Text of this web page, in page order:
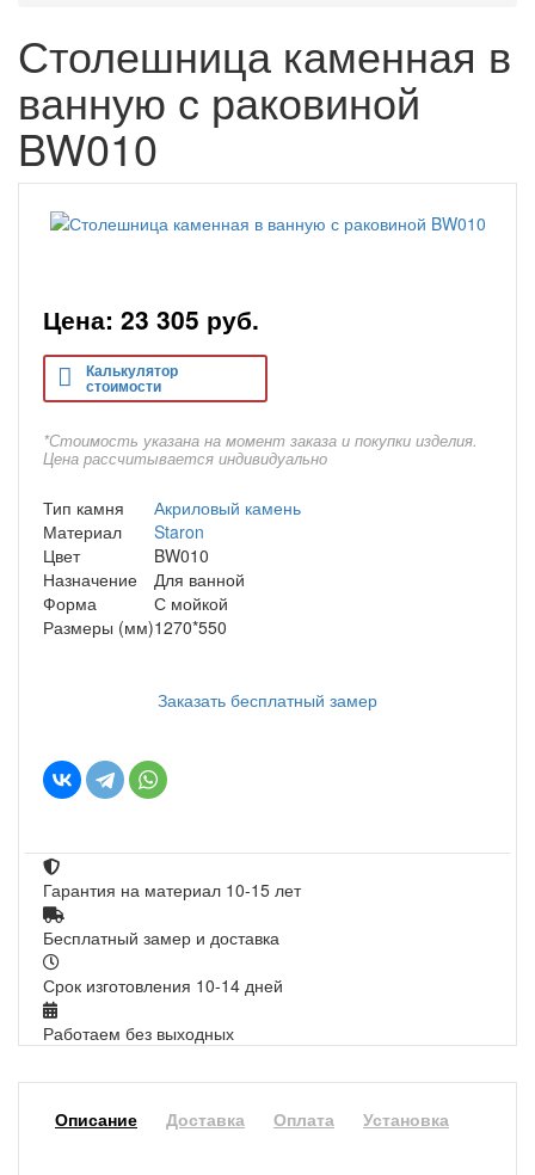
Столешница каменная в
ванную с раковиной
BW010
Цена: 23 305 руб.
Калькулятор
стоимости
*Стоимость указана на момент заказа и покупки изделия.
Цена рассчитывается индивидуально
Тип камня
Акриловый камень
Материал
Staron
Цвет
BW010
Назначение
Для ванной
Форма
С мойкой
Размеры (мм)1270*550
Заказать бесплатный замер
Гарантия на материал 10-15 лет
Бесплатный замер и доставка
Срок изготовления 10-14 дней
Работаем без выходных
Описание Доставка Оплата Установка